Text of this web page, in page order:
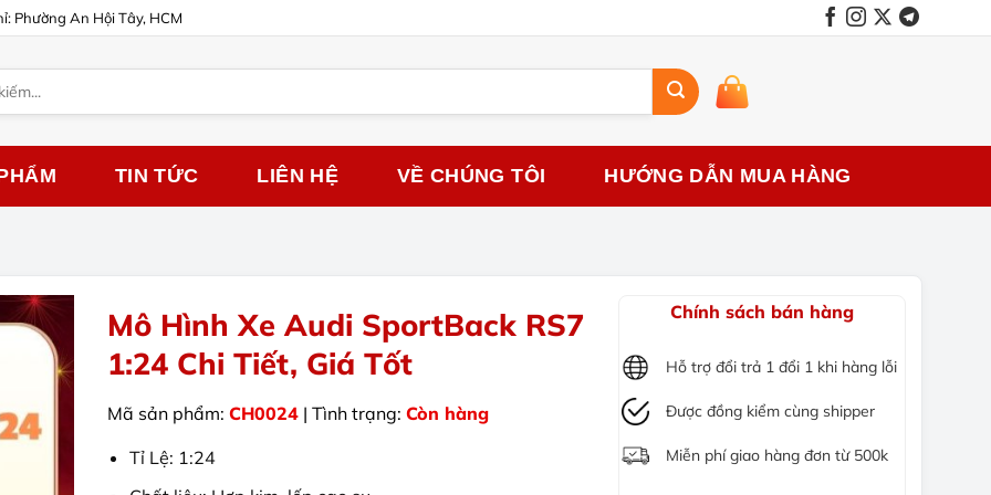
Phường An Hội Tây, HCM
TIN TỨC LIÊN HỆ VỀ CHÚNG TÔI HƯỚNG DẪN MUA HÀNG
Chính sách bán hàng
Hỗ trợ đổi trả 1 đổi 1 khi hàng lỗi
Được đồng kiểm cùng shipper
Miễn phí giao hàng đơn từ 500k
Mô Hình Xe Audi SportBack RS7
1:24 Chi Tiết, Giá Tốt
Mã sản phẩm: CH0024| Tình trạng: Còn hàng
Tỉ Lệ: 1:24